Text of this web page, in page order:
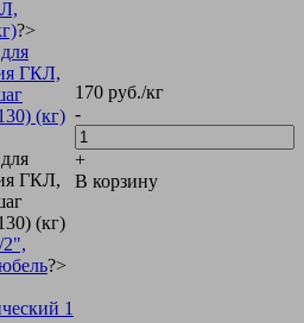
?>
ГКЛ,
(кг)
ГКЛ,
(кг)
170 руб./кг
-
+
В корзину
2",
?>
1